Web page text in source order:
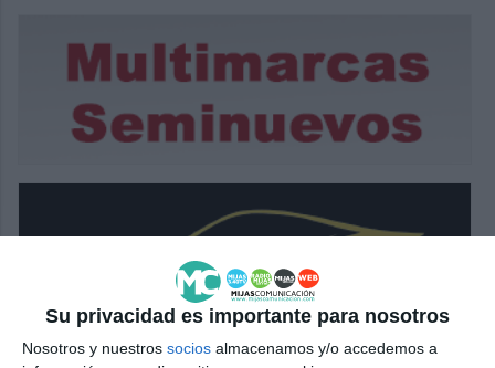
Su privacidad es importante para nosotros
Nosotros y nuestros socios almacenamos y/o accedemos a